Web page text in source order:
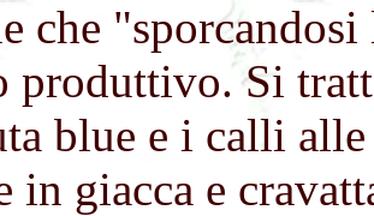
che
produttivo. Si
blue e i calli
in giacca e